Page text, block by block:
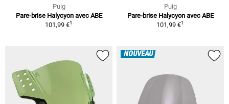
Puig
Pare-brise Halycyon avec ABE
101,99 €1
Puig
Pare-brise Halycyon avec ABE
101,99 €1
NOUVEAU